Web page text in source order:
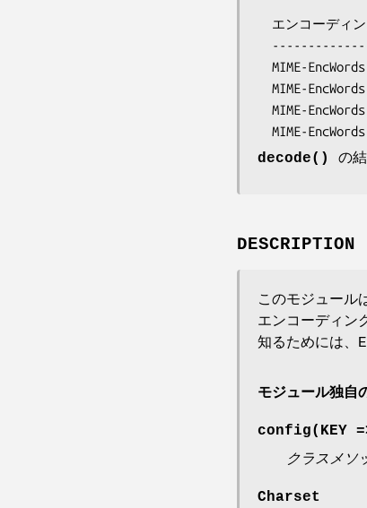
decode() の
DESCRIPTION
このモジュー
エンコーディン
知るためには、
モジュール独自
config(KEY
クラスメソ
Charset